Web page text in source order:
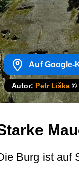
Auf Google-
Autor: Petr Liška ©
Burg ist auf